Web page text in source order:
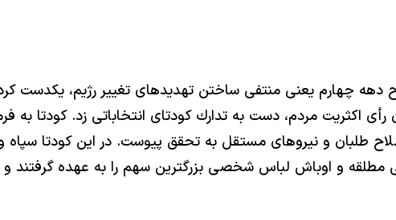
دهه چهارم يعنى منتفى ساختن تهديدهاى تغيير رژيم، يكدست
رأى اكثريت مردم، دست به تدارك كودتاى انتخاباتى زد.
طلبان و نيروهاى مستقل به تحقق پيوست. در اين كودتا سپاه و
مطلقه و اوباش لباس شخصى بزرگترين سهم را به عهده گرفتند و